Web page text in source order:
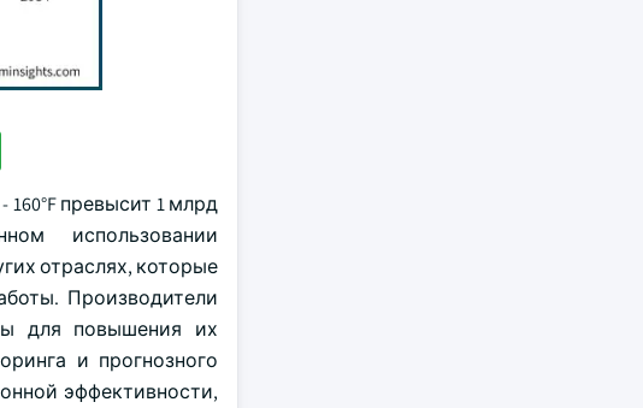
превысит 1 млрд
использовании
отраслях, которые
Производители
для повышения их
и прогнозного
эффективности,